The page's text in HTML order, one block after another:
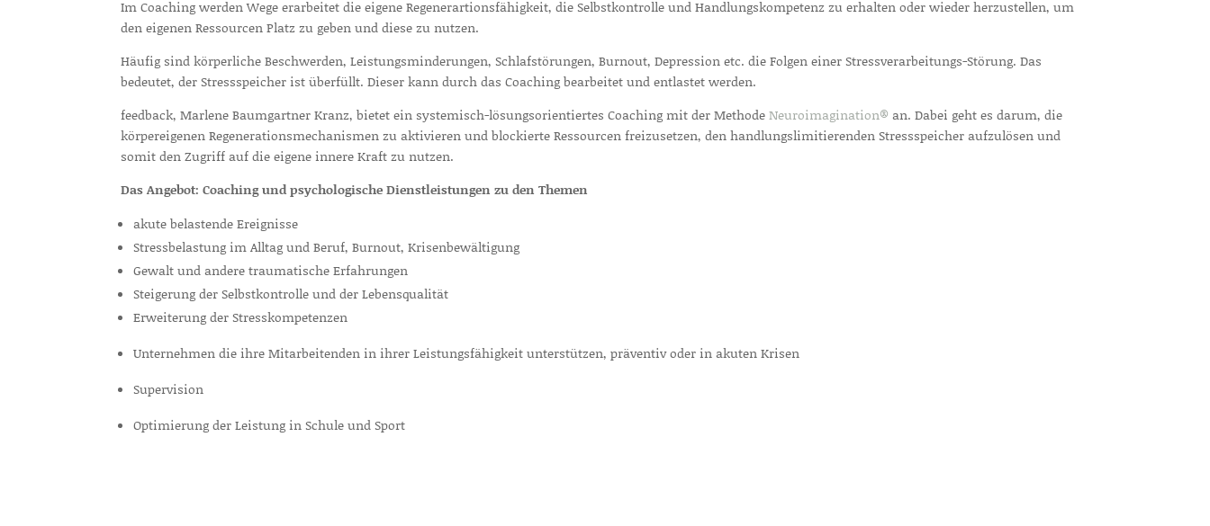
Im Coaching werden Wege erarbeitet die eigene Regenerartionsfähigkeit, die Selbstkontrolle und Handlungskompetenz zu erhalten oder wieder herzustellen, um
den eigenen Ressourcen Platz zu geben und diese zu nutzen.
Häufig sind körperliche Beschwerden, Leistungsminderungen, Schlafstörungen, Burnout, Depression etc. die Folgen einer Stressverarbeitungs-Störung. Das
bedeutet, der Stressspeicher ist überfüllt. Dieser kann durch das Coaching bearbeitet und entlastet werden.
feedback, Marlene Baumgartner Kranz, bietet ein systemisch-lösungsorientiertes Coaching mit der MethodeNeuroimagination® an. Dabei geht es darum, die
körpereigenen Regenerationsmechanismen zu aktivieren und blockierte Ressourcen freizusetzen, den handlungslimitierenden Stressspeicher aufzulösen und
somit den Zugriff auf die eigene innere Kraft zu nutzen.
Das Angebot: Coaching und psychologische Dienstleistungen zu den Themen
akute belastende Ereignisse
Stressbelastung im Alltag und Beruf, Burnout, Krisenbewältigung
Gewalt und andere traumatische Erfahrungen
Steigerung der Selbstkontrolle und der Lebensqualität
Erweiterung der Stresskompetenzen
Unternehmen die ihre Mitarbeitenden in ihrer Leistungsfähigkeit unterstützen, präventiv oder in akuten Krisen
Supervision
Optimierung der Leistung in Schule und Sport